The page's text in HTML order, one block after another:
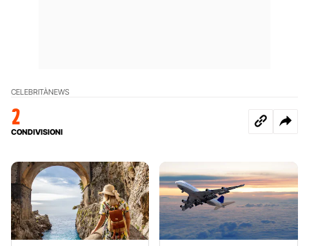
CELEBRITÀNEWS
2
CONDIVISIONI